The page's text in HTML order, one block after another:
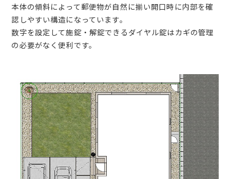
本体の傾斜によって郵便物が自然に揃い開口時に内部を確
認しやすい構造になっています。
数字を設定して施錠・解錠できるダイヤル錠はカギの管理
の必要がなく便利です。